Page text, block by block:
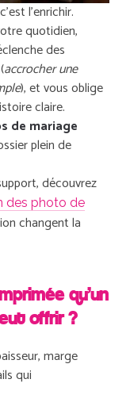
l’enrichir.
quotidien,
des
accrocher une
), et vous oblige
claire.
de mariage
plein de
découvrez
des photo de
changent la
qu’un
offrir ?
marge
qui